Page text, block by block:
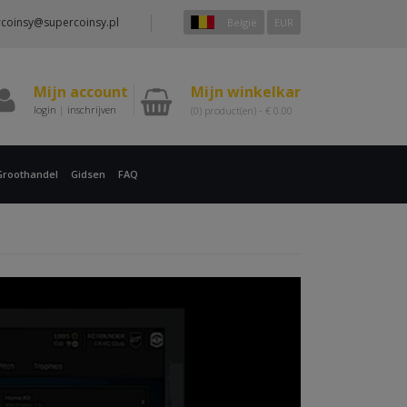
België EUR
Mijn account
login | inschrijven
Mijn winkelkar
(0) product(en) - € 0.00
Gidsen FAQ